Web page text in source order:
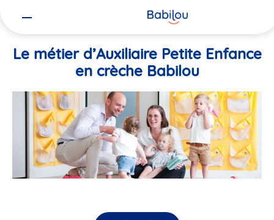
Le métier d’Auxiliaire Petite Enfance
en crèche Babilou